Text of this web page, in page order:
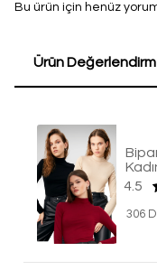
Bu ürün için henüz
Ürün
4.5
306